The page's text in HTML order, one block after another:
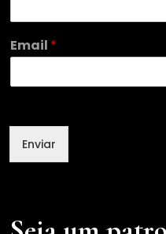
*
E
a
N
m
Email *
Enviar